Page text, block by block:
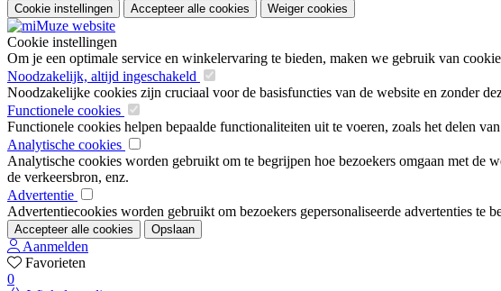
Cookie instellingen Accepteer alle cookies Weiger cookies
Cookie instellingen
Om je een optimale service en winkelervaring te bieden, maken we gebruik van
Noodzakelijk, altijd ingeschakeld
Noodzakelijke cookies zijn cruciaal voor de basisfuncties van de website en zonder
Functionele cookies
Functionele cookies helpen bepaalde functionaliteiten uit te voeren, zoals het delen
Analytische cookies
Analytische cookies worden gebruikt om te begrijpen hoe bezoekers omgaan met de
de verkeersbron, enz.
Advertentie
Advertentiecookies worden gebruikt om bezoekers gepersonaliseerde advertenties te
Accepteer alle cookies Opslaan
Aanmelden
Favorieten
0